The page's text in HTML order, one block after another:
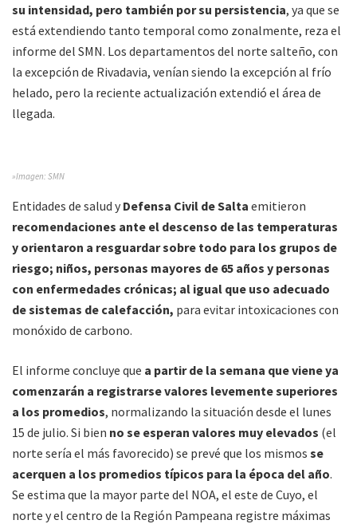
su intensidad, pero también por su persistencia, ya que se
está extendiendo tanto temporal como zonalmente, reza el
informe del SMN. Los departamentos del norte salteño, con
la excepción de Rivadavia, venían siendo la excepción al frío
helado, pero la reciente actualización extendió el área de
llegada.
»Imagen: SMN
Entidades de salud y Defensa Civil de Salta emitieron
recomendaciones ante el descenso de las temperaturas
y orientaron a resguardar sobre todo para los grupos de
riesgo; niños, personas mayores de 65 años y personas
con enfermedades crónicas; al igual que uso adecuado
de sistemas de calefacción, para evitar intoxicaciones con
monóxido de carbono.
El informe concluye que a partir de la semana que viene ya
comenzarán a registrarse valores levemente superiores
a los promedios, normalizando la situación desde el lunes
15 de julio. Si bien no se esperan valores muy elevados (el
norte sería el más favorecido) se prevé que los mismos se
acerquen a los promedios típicos para la época del año.
Se estima que la mayor parte del NOA, el este de Cuyo, el
norte y el centro de la Región Pampeana registre máximas